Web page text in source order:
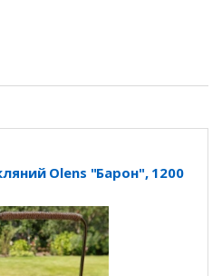
Olens "Барон", 1200